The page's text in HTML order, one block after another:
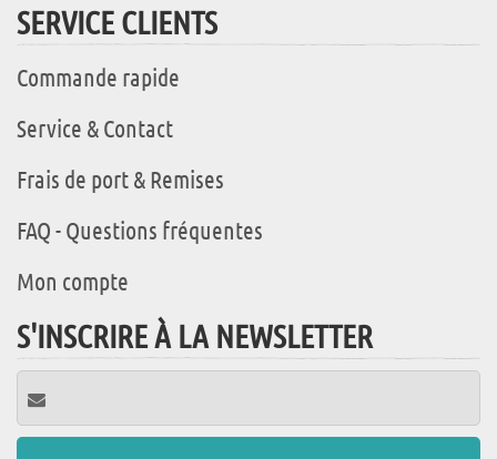
SERVICE CLIENTS
Commande rapide
Service & Contact
Frais de port & Remises
FAQ - Questions fréquentes
Mon compte
S'INSCRIRE À LA NEWSLETTER